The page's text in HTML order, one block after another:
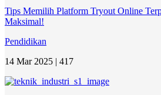
Tips Memilih Platform Tryout Online
Maksimal!
Pendidikan
14 Mar 2025 | 417